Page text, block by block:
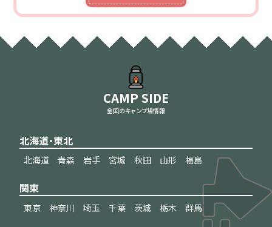
CAMP SIDE
全国のキャンプ場情報
北海道・東北
北海道 青森 岩手 宮城 秋田 山形 福島
関東
東京 神奈川 埼玉 千葉 茨城 栃木 群馬